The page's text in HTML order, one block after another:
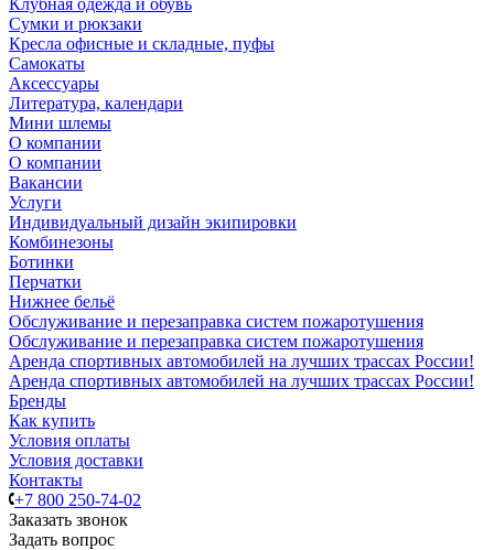
Клубная одежда и обувь
Сумки и рюкзаки
Кресла офисные и складные, пуфы
Самокаты
Аксессуары
Литература, календари
Мини шлемы
О компании
О компании
Вакансии
Услуги
Индивидуальный дизайн экипировки
Комбинезоны
Ботинки
Перчатки
Нижнее бельё
Обслуживание и перезаправка систем пожаротушения
Обслуживание и перезаправка систем пожаротушения
Аренда спортивных автомобилей на лучших трассах России!
Аренда спортивных автомобилей на лучших трассах России!
Бренды
Как купить
Условия оплаты
Условия доставки
Контакты
+7 800 250-74-02
Заказать звонок
Задать вопрос